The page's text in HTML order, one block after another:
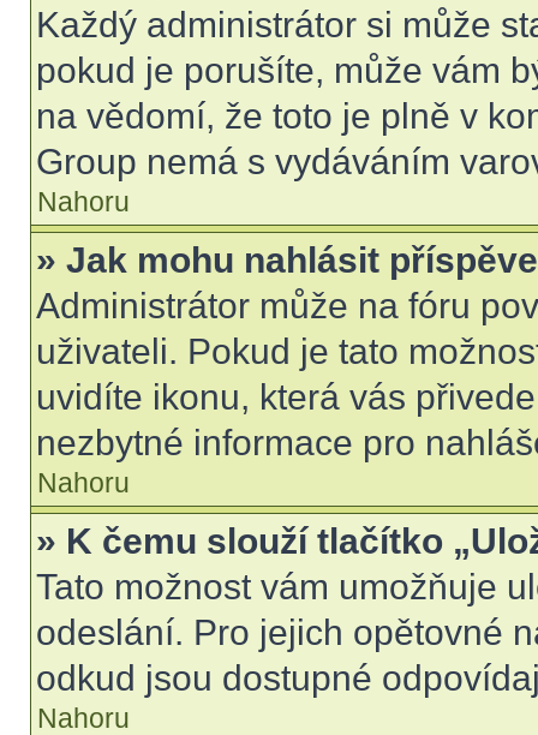
Každý administrátor si může
pokud je porušíte, může vám
na vědomí, že toto je plně v
Group nemá s vydáváním
Nahoru
» Jak mohu nahlásit
Administrátor může na fóru
uživateli. Pokud je tato
uvidíte ikonu, která vás
nezbytné informace pro
Nahoru
» K čemu slouží tlačítko
Tato možnost vám umožňuje
odeslání. Pro jejich opětovné
odkud jsou dostupné
Nahoru